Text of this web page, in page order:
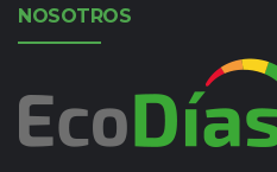
NOSOTROS